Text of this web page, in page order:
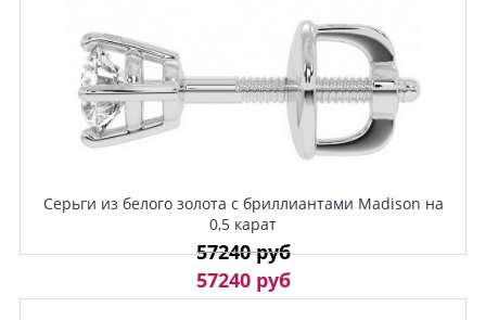
Серьги из белого золота с бриллиантами Madison на
0,5 карат
57240 руб
57240 руб